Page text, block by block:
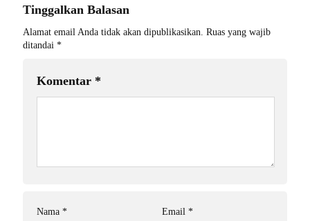
Tinggalkan Balasan
Alamat email Anda tidak akan dipublikasikan. Ruas yang wajib
ditandai *
Komentar *
Nama * Email *